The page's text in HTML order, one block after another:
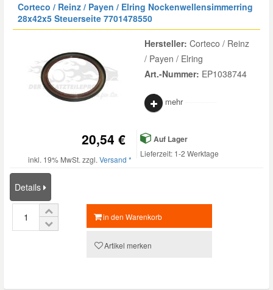
Corteco / Reinz / Payen / Elring Nockenwellensimmerring
28x42x5 Steuerseite 7701478550
Hersteller: Corteco / Reinz
/ Payen / Elring
Art.-Nummer: EP1038744
mehr
20,54 €
inkl. 19% MwSt. zzgl. Versand *
Auf Lager
Lieferzeit: 1-2 Werktage
Details
in den Warenkorb
Artikel merken